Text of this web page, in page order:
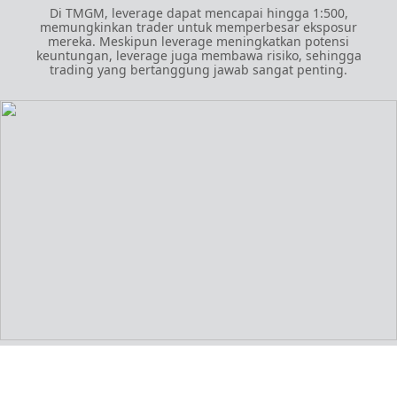
Di TMGM, leverage dapat mencapai hingga 1:500,
memungkinkan trader untuk memperbesar eksposur
mereka. Meskipun leverage meningkatkan potensi
keuntungan, leverage juga membawa risiko, sehingga
trading yang bertanggung jawab sangat penting.